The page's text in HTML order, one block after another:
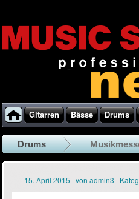
Gitarren Bässe Drums
Drums
15. April 2015 | von admin3 |